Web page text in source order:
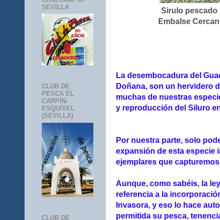
Sirulo pescado
Embalse
La desembocadura del
Doñana, son un hervidero
muchas de nuestras
y reproducción del Siluro
Por nuestra parte, solo
expansión de esta especie
ejemplares que
Aunque, como sabéis, la
referencia a la
Invasora, y eso lo hace
permitida su pesca,
SEVILLA
CLUB DE
PESCA EL
CARPÍN-
ESQUIVEL
(SEVILLA)
CLUB DE